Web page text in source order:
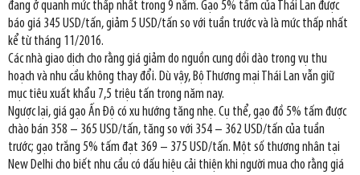
đang ở quanh mức thấp nhất trong 9 năm. Gạo 5% tấm của Thái Lan được
báo giá 345 USD/tấn, giảm 5 USD/tấn so với tuần trước và là mức thấp nhất
kể từ tháng 11/2016.
Các nhà giao dịch cho rằng giá giảm do nguồn cung dồi dào trong vụ thu
hoạch và nhu cầu không thay đổi. Dù vậy, Bộ Thương mại Thái Lan vẫn giữ
mục tiêu xuất khẩu 7,5 triệu tấn trong năm nay.
Ngược lại, giá gạo Ấn Độ có xu hướng tăng nhẹ. Cụ thể, gạo đồ 5% tấm được
chào bán 358 – 365 USD/tấn, tăng so với 354 – 362 USD/tấn của tuần
trước; gạo trắng 5% tấm đạt 369 – 375 USD/tấn. Một số thương nhân tại
New Delhi cho biết nhu cầu có dấu hiệu cải thiện khi người mua cho rằng giá